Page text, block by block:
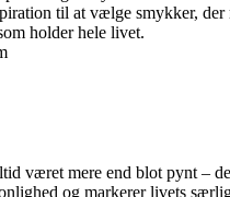
til at vælge smykker, der
holder hele livet.
været mere end blot pynt –
og markerer livets